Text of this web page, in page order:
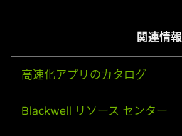
関連情報
高速化アプリのカタログ
Blackwell リソース センター